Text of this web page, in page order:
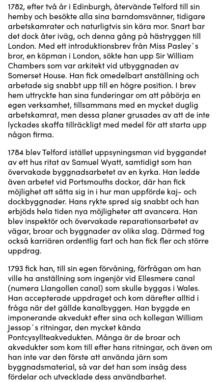
1782, efter två år i Edinburgh, återvände Telford till sin
hemby och besökte alla sina barndomsvänner, tidigare
arbetskamrater och naturligtvis sin kära mor. Snart bar
det dock åter iväg, och denna gång på hästryggen till
London. Med ett introduktionsbrev från Miss Pasley´s
bror, en köpman i London, sökte han upp Sir William
Chambers som var arkitekt vid utbyggnaden av
Somerset House. Han fick omedelbart anställning och
arbetade sig snabbt upp till en högre position. I brev
hem uttryckte han sina funderingar om att påbörja en
egen verksamhet, tillsammans med en mycket duglig
arbetskamrat, men dessa planer grusades av att de inte
lyckades skaffa tillräckligt med medel för att starta upp
någon firma.
1784 blev Telford istället uppsyningsman vid byggandet
av ett hus ritat av Samuel Wyatt, samtidigt som han
övervakade byggnadsarbetet av en kyrka. Han ledde
även arbetet vid Portsmouths dockor, där han fick
möjlighet att sätta sig in i hur man uppförde kaj- och
dockbyggnader. Hans rykte spred sig snabbt och han
erbjöds hela tiden nya möjligheter att avancera. Han
blev inspektör och övervakade reparationsarbetet av
vägar, broar och byggnader av olika slag. Därmed tog
också karriären ordentlig fart och han fick fler och större
uppdrag.
1793 fick han, till sin egen förvåning, förfrågan om han
ville ha anställning som ingenjör vid Ellesmere canal
(numera Llangollen canal) som skulle byggas i Wales.
Han accepterade uppdraget och kom därefter alltid i
fråga när det gällde kanalbyggen. Han byggde en
imponerande akvedukt efter sina och kollegan William
Jessop´s ritningar, den mycket kända
Pontcysyllteakvedukten. Många är de broar och
akvedukter som kom till efter hans ritningar, och även om
han inte var den förste att använda järn som
byggnadsmaterial, så var det han som insåg dess
fördelar och utvecklade dess användbarhet.